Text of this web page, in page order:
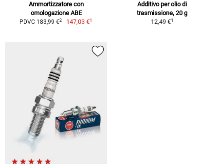
Ammortizzatore con
omologazione ABE
PDVC 183,99 €2 147,03 €1
Additivo per olio di
trasmissione, 20 g
12,49 €1